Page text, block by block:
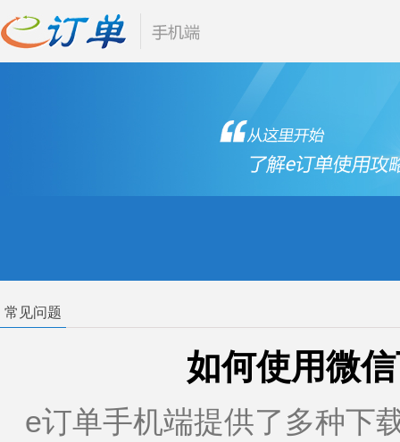
常见问题
如何使用微
e订单手机端提供了多种下